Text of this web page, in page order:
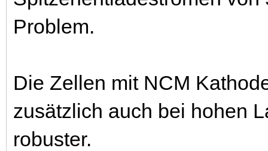
Problem.
Die Zellen mit NCM
zusätzlich auch bei hohen
robuster.